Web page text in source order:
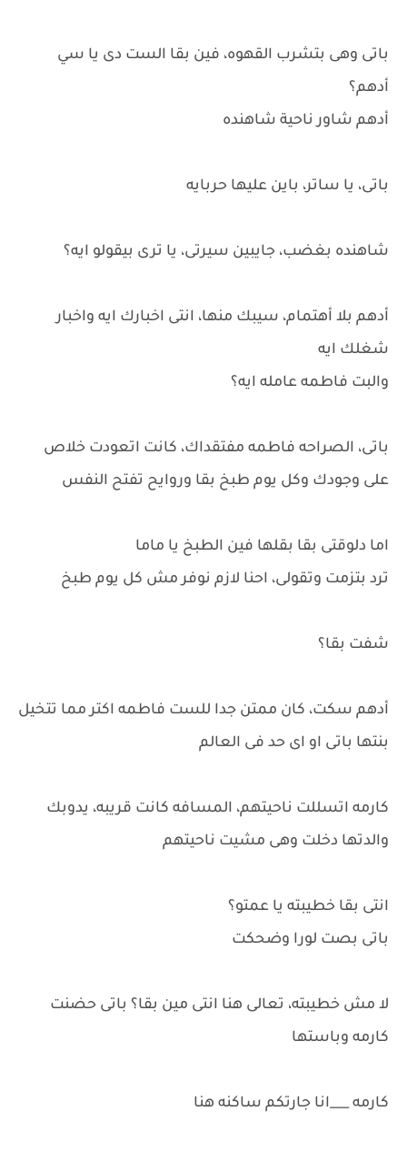
باتى وهى بتشرب القهوه، فين بقا الست دى يا سي
أدهم؟
أدهم شاور ناحية شاهنده
باتى، يا ساتر، باين عليها حربايه
شاهنده بغضب، جايبين سيرتى، يا ترى بيقولو ايه؟
أدهم بلا أهتمام، سيبك منها، انتى اخبارك ايه واخبار
شغلك ايه
والبت فاطمه عامله ايه؟
باتى، الصراحه فاطمه مفتقداك، كانت اتعودت خلاص
على وجودك وكل يوم طبخ بقا وروايح تفتح النفس
اما دلوقتى بقا بقلها فين الطبخ يا ماما
ترد بتزمت وتقولى، احنا لازم نوفر مش كل يوم طبخ
شفت بقا؟
أدهم سكت، كان ممتن جدا للست فاطمه اكتر مما تتخيل
بنتها باتى او اى حد فى العالم
كارمه اتسللت ناحيتهم، المسافه كانت قريبه، يدوبك
والدتها دخلت وهى مشيت ناحيتهم
انتى بقا خطيبته يا عمتو؟
باتى بصت لورا وضحكت
لا مش خطيبته، تعالى هنا انتى مين بقا؟ باتى حضنت
كارمه وباستها
كارمه ___انا جارتكم ساكنه هنا